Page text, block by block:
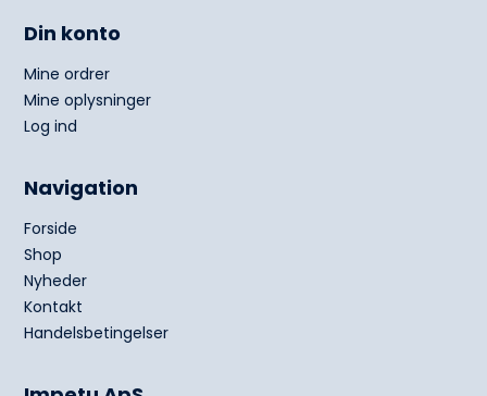
Din konto
Mine ordrer
Mine oplysninger
Log ind
Navigation
Forside
Shop
Nyheder
Kontakt
Handelsbetingelser